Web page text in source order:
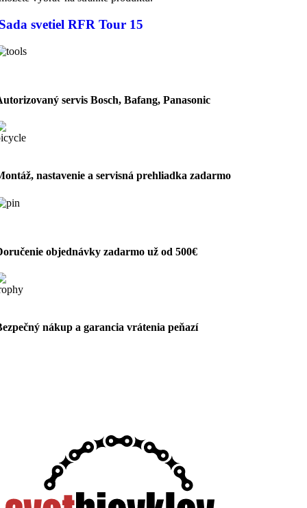
svetiel RFR Tour 15
servis Bosch, Bafang, Panasonic
nastavenie a servisná prehliadka zadarmo
objednávky zadarmo už od 500€
nákup a garancia vrátenia peňazí